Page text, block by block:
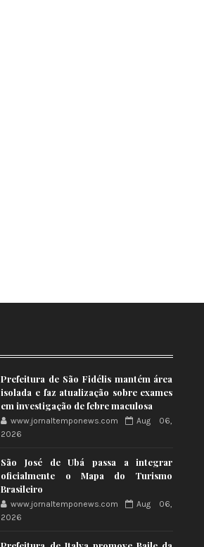
Prefeitura de São Fidélis mantém área
isolada e faz atualização sobre exames
em investigação de febre maculosa
www.jornaltemponews.com
Aug 06,
2026
São José de Ubá passa a integrar
oficialmente o Mapa do Turismo
Brasileiro
www.jornaltemponews.com
Aug 06,
2026